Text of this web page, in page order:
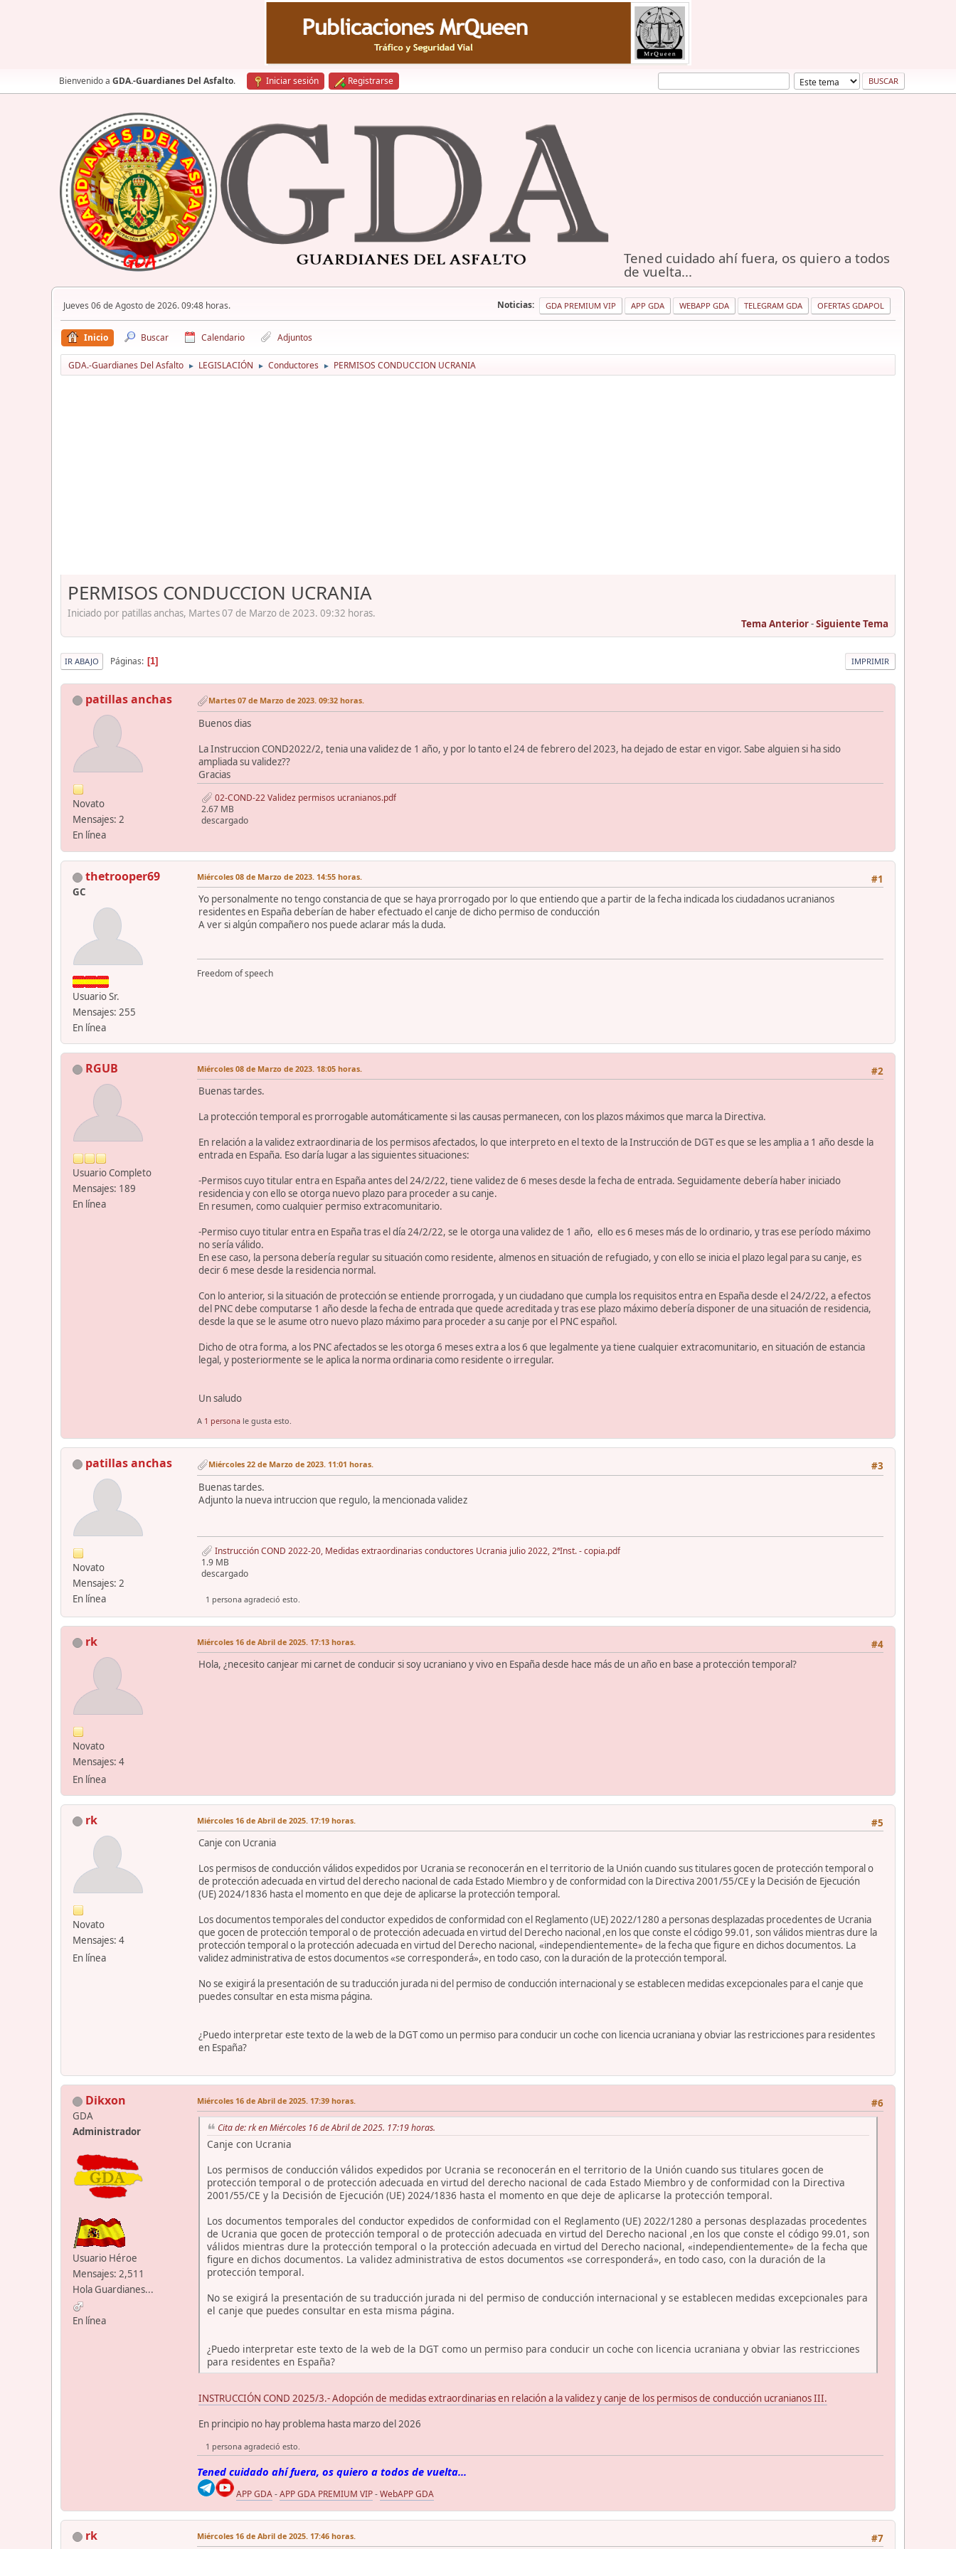
Bienvenido a GDA.-Guardianes Del Asfalto. Iniciar sesión Registrarse
Tened cuidado ahí fuera, os quiero a todos
de vuelta...
Jueves 06 de Agosto de 2026. 09:48 horas. Noticias: GDA PREMIUM VIP APP GDA WEBAPP GDA TELEGRAM GDA OFERTAS GDAPOL
Inicio Buscar Calendario Adjuntos
GDA.-Guardianes Del Asfalto ► LEGISLACIÓN ► Conductores ► PERMISOS CONDUCCION UCRANIA
PERMISOS CONDUCCION UCRANIA
Iniciado por patillas anchas, Martes 07 de Marzo de 2023. 09:32 horas.
Tema Anterior-Siguiente Tema
IMPRIMIR
IR ABAJO Páginas 1
patillas anchas
Novato
Mensajes: 2
En línea
Martes 07 de Marzo de 2023. 09:32 horas.
Buenos dias
La Instruccion COND2022/2, tenia una validez de 1 año, y por lo tanto el 24 de febrero del 2023, ha dejado de estar en vigor. Sabe alguien si ha sido
ampliada su validez??
Gracias
02-COND-22 Validez permisos ucranianos.pdf
2.67 MB
descargado
thetrooper69
GC
Usuario Sr.
Mensajes: 255
En línea
#1
Miércoles 08 de Marzo de 2023. 14:55 horas.
Yo personalmente no tengo constancia de que se haya prorrogado por lo que entiendo que a partir de la fecha indicada los ciudadanos ucranianos
residentes en España deberían de haber efectuado el canje de dicho permiso de conducción
A ver si algún compañero nos puede aclarar más la duda.
Freedom of speech
RGUB
Usuario Completo
Mensajes: 189
En línea
#2
Miércoles 08 de Marzo de 2023. 18:05 horas.
Buenas tardes.
La protección temporal es prorrogable automáticamente si las causas permanecen, con los plazos máximos que marca la Directiva.
En relación a la validez extraordinaria de los permisos afectados, lo que interpreto en el texto de la Instrucción de DGT es que se les amplia a 1 año desde la
entrada en España. Eso daría lugar a las siguientes situaciones:
-Permisos cuyo titular entra en España antes del 24/2/22, tiene validez de 6 meses desde la fecha de entrada. Seguidamente debería haber iniciado
residencia y con ello se otorga nuevo plazo para proceder a su canje.
En resumen, como cualquier permiso extracomunitario.
-Permiso cuyo titular entra en España tras el día 24/2/22, se le otorga una validez de 1 año, ello es 6 meses más de lo ordinario, y tras ese período máximo
no sería válido.
En ese caso, la persona debería regular su situación como residente, almenos en situación de refugiado, y con ello se inicia el plazo legal para su canje, es
decir 6 mese desde la residencia normal.
Con lo anterior, si la situación de protección se entiende prorrogada, y un ciudadano que cumpla los requisitos entra en España desde el 24/2/22, a efectos
del PNC debe computarse 1 año desde la fecha de entrada que quede acreditada y tras ese plazo máximo debería disponer de una situación de residencia,
desde la que se le asume otro nuevo plazo máximo para proceder a su canje por el PNC español.
Dicho de otra forma, a los PNC afectados se les otorga 6 meses extra a los 6 que legalmente ya tiene cualquier extracomunitario, en situación de estancia
legal, y posteriormente se le aplica la norma ordinaria como residente o irregular.
Un saludo
A 1 persona le gusta esto.
patillas anchas
Novato
Mensajes: 2
En línea
#3
Miércoles 22 de Marzo de 2023. 11:01 horas.
Buenas tardes.
Adjunto la nueva intruccion que regulo, la mencionada validez
Instrucción COND 2022-20, Medidas extraordinarias conductores Ucrania julio 2022, 2ªInst. - copia.pdf
1.9 MB
descargado
1 persona agradeció esto.
rk
Novato
Mensajes: 4
En línea
#4
Miércoles 16 de Abril de 2025. 17:13 horas.
Hola, ¿necesito canjear mi carnet de conducir si soy ucraniano y vivo en España desde hace más de un año en base a protección temporal?
rk
Novato
Mensajes: 4
En línea
#5
Miércoles 16 de Abril de 2025. 17:19 horas.
Canje con Ucrania
Los permisos de conducción válidos expedidos por Ucrania se reconocerán en el territorio de la Unión cuando sus titulares gocen de protección temporal o
de protección adecuada en virtud del derecho nacional de cada Estado Miembro y de conformidad con la Directiva 2001/55/CE y la Decisión de Ejecución
(UE) 2024/1836 hasta el momento en que deje de aplicarse la protección temporal.
Los documentos temporales del conductor expedidos de conformidad con el Reglamento (UE) 2022/1280 a personas desplazadas procedentes de Ucrania
que gocen de protección temporal o de protección adecuada en virtud del Derecho nacional ,en los que conste el código 99.01, son válidos mientras dure la
protección temporal o la protección adecuada en virtud del Derecho nacional, «independientemente» de la fecha que figure en dichos documentos. La
validez administrativa de estos documentos «se corresponderá», en todo caso, con la duración de la protección temporal.
No se exigirá la presentación de su traducción jurada ni del permiso de conducción internacional y se establecen medidas excepcionales para el canje que
puedes consultar en esta misma página.
¿Puedo interpretar este texto de la web de la DGT como un permiso para conducir un coche con licencia ucraniana y obviar las restricciones para residentes
en España?
Dikxon
GDA
Administrador
Usuario Héroe
Mensajes: 2,511
Hola Guardianes...
En línea
#6
Miércoles 16 de Abril de 2025. 17:39 horas.
Cita de: rk en Miércoles 16 de Abril de 2025. 17:19 horas.
Canje con Ucrania
Los permisos de conducción válidos expedidos por Ucrania se reconocerán en el territorio de la Unión cuando sus titulares gocen de
protección temporal o de protección adecuada en virtud del derecho nacional de cada Estado Miembro y de conformidad con la Directiva
2001/55/CE y la Decisión de Ejecución (UE) 2024/1836 hasta el momento en que deje de aplicarse la protección temporal.
Los documentos temporales del conductor expedidos de conformidad con el Reglamento (UE) 2022/1280 a personas desplazadas procedentes
de Ucrania que gocen de protección temporal o de protección adecuada en virtud del Derecho nacional ,en los que conste el código 99.01, son
válidos mientras dure la protección temporal o la protección adecuada en virtud del Derecho nacional, «independientemente» de la fecha que
figure en dichos documentos. La validez administrativa de estos documentos «se corresponderá», en todo caso, con la duración de la
protección temporal.
No se exigirá la presentación de su traducción jurada ni del permiso de conducción internacional y se establecen medidas excepcionales para
el canje que puedes consultar en esta misma página.
¿Puedo interpretar este texto de la web de la DGT como un permiso para conducir un coche con licencia ucraniana y obviar las restricciones
para residentes en España?
INSTRUCCIÓN COND 2025/3.- Adopción de medidas extraordinarias en relación a la validez y canje de los permisos de conducción ucranianos III.
En principio no hay problema hasta marzo del 2026
1 persona agradeció esto.
Tened cuidado ahí fuera, os quiero a todos de vuelta...
APP GDA-APP GDA PREMIUM VIP-WebAPP GDA
rk #7
Miércoles 16 de Abril de 2025. 17:46 horas.